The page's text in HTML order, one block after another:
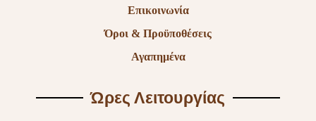
Επικοινωνία
Όροι & Προϋποθέσεις
Αγαπημένα
Ώρες Λειτουργίας